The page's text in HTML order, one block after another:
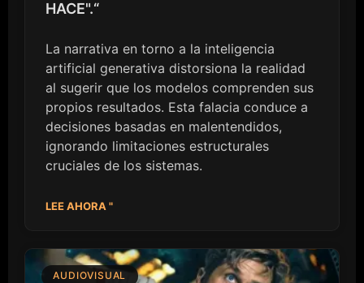
HACE".“
La narrativa en torno a la inteligencia
artificial generativa distorsiona la realidad
al sugerir que los modelos comprenden sus
propios resultados. Esta falacia conduce a
decisiones basadas en malentendidos,
ignorando limitaciones estructurales
cruciales de los sistemas.
LEE AHORA "
AUDIOVISUAL